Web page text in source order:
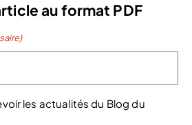
au format PDF
les actualités du Blog du